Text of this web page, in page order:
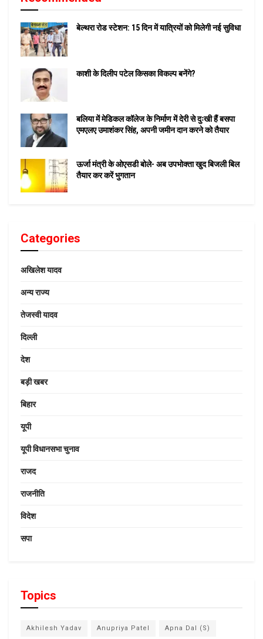
बेल्थरा रोड स्टेशन: 15 दिन में यात्रियों को मिलेगी नई सुविधा
काशी के दिलीप पटेल किसका विकल्प बनेंगे?
बलिया में मेडिकल कॉलेज के निर्माण में देरी से दुःखी हैं बसपा
एमएलए उमाशंकर सिंह, अपनी जमीन दान करने को तैयार
ऊर्जा मंत्री के ओएसडी बोले- अब उपभोक्ता खुद बिजली बिल
तैयार कर करें भुगतान
Categories
अखिलेश यादव
अन्य राज्य
तेजस्वी यादव
दिल्ली
देश
बड़ी खबर
बिहार
यूपी
यूपी विधानसभा चुनाव
राजद
राजनीति
विदेश
सपा
Topics
Akhilesh Yadav Anupriya Patel Apna Dal (S)